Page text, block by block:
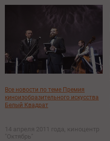
Все новости по теме Премия
киноизобразительного искусства
Белый Квадрат
14 апреля 2011 года, киноцентр
"Октябрь"